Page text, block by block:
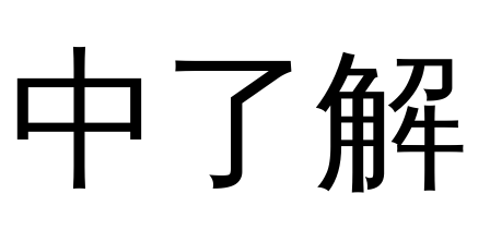
中了解